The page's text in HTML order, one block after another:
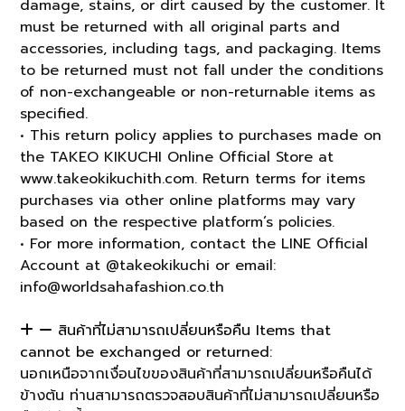
damage, stains, or dirt caused by the customer. It
must be returned with all original parts and
accessories, including tags, and packaging. Items
to be returned must not fall under the conditions
of non-exchangeable or non-returnable items as
specified.
• This return policy applies to purchases made on
the TAKEO KIKUCHI Online Official Store at
www.takeokikuchith.com. Return terms for items
purchases via other online platforms may vary
based on the respective platform’s policies.
• For more information, contact the LINE Official
Account at @takeokikuchi or email:
info@worldsahafashion.co.th
สินค้าที่ไม่สามารถเปลี่ยนหรือคืน Items that
cannot be exchanged or returned:
นอกเหนือจากเงื่อนไขของสินค้าที่สามารถเปลี่ยนหรือคืนได้
ข้างต้น ท่านสามารถตรวจสอบสินค้าที่ไม่สามารถเปลี่ยนหรือ